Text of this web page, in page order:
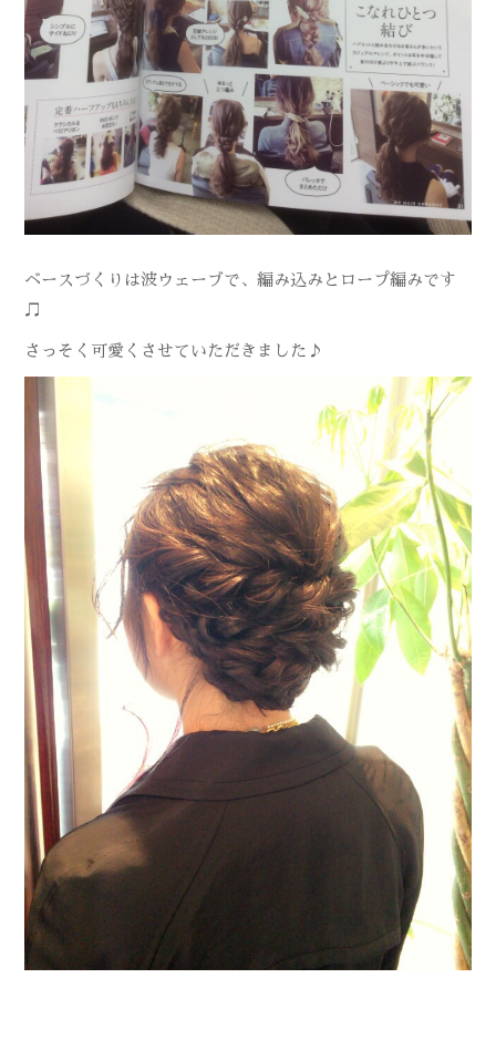
ベースづくりは波ウェーブで、編み込みとロープ編みです
♫
さっそく可愛くさせていただきました♪